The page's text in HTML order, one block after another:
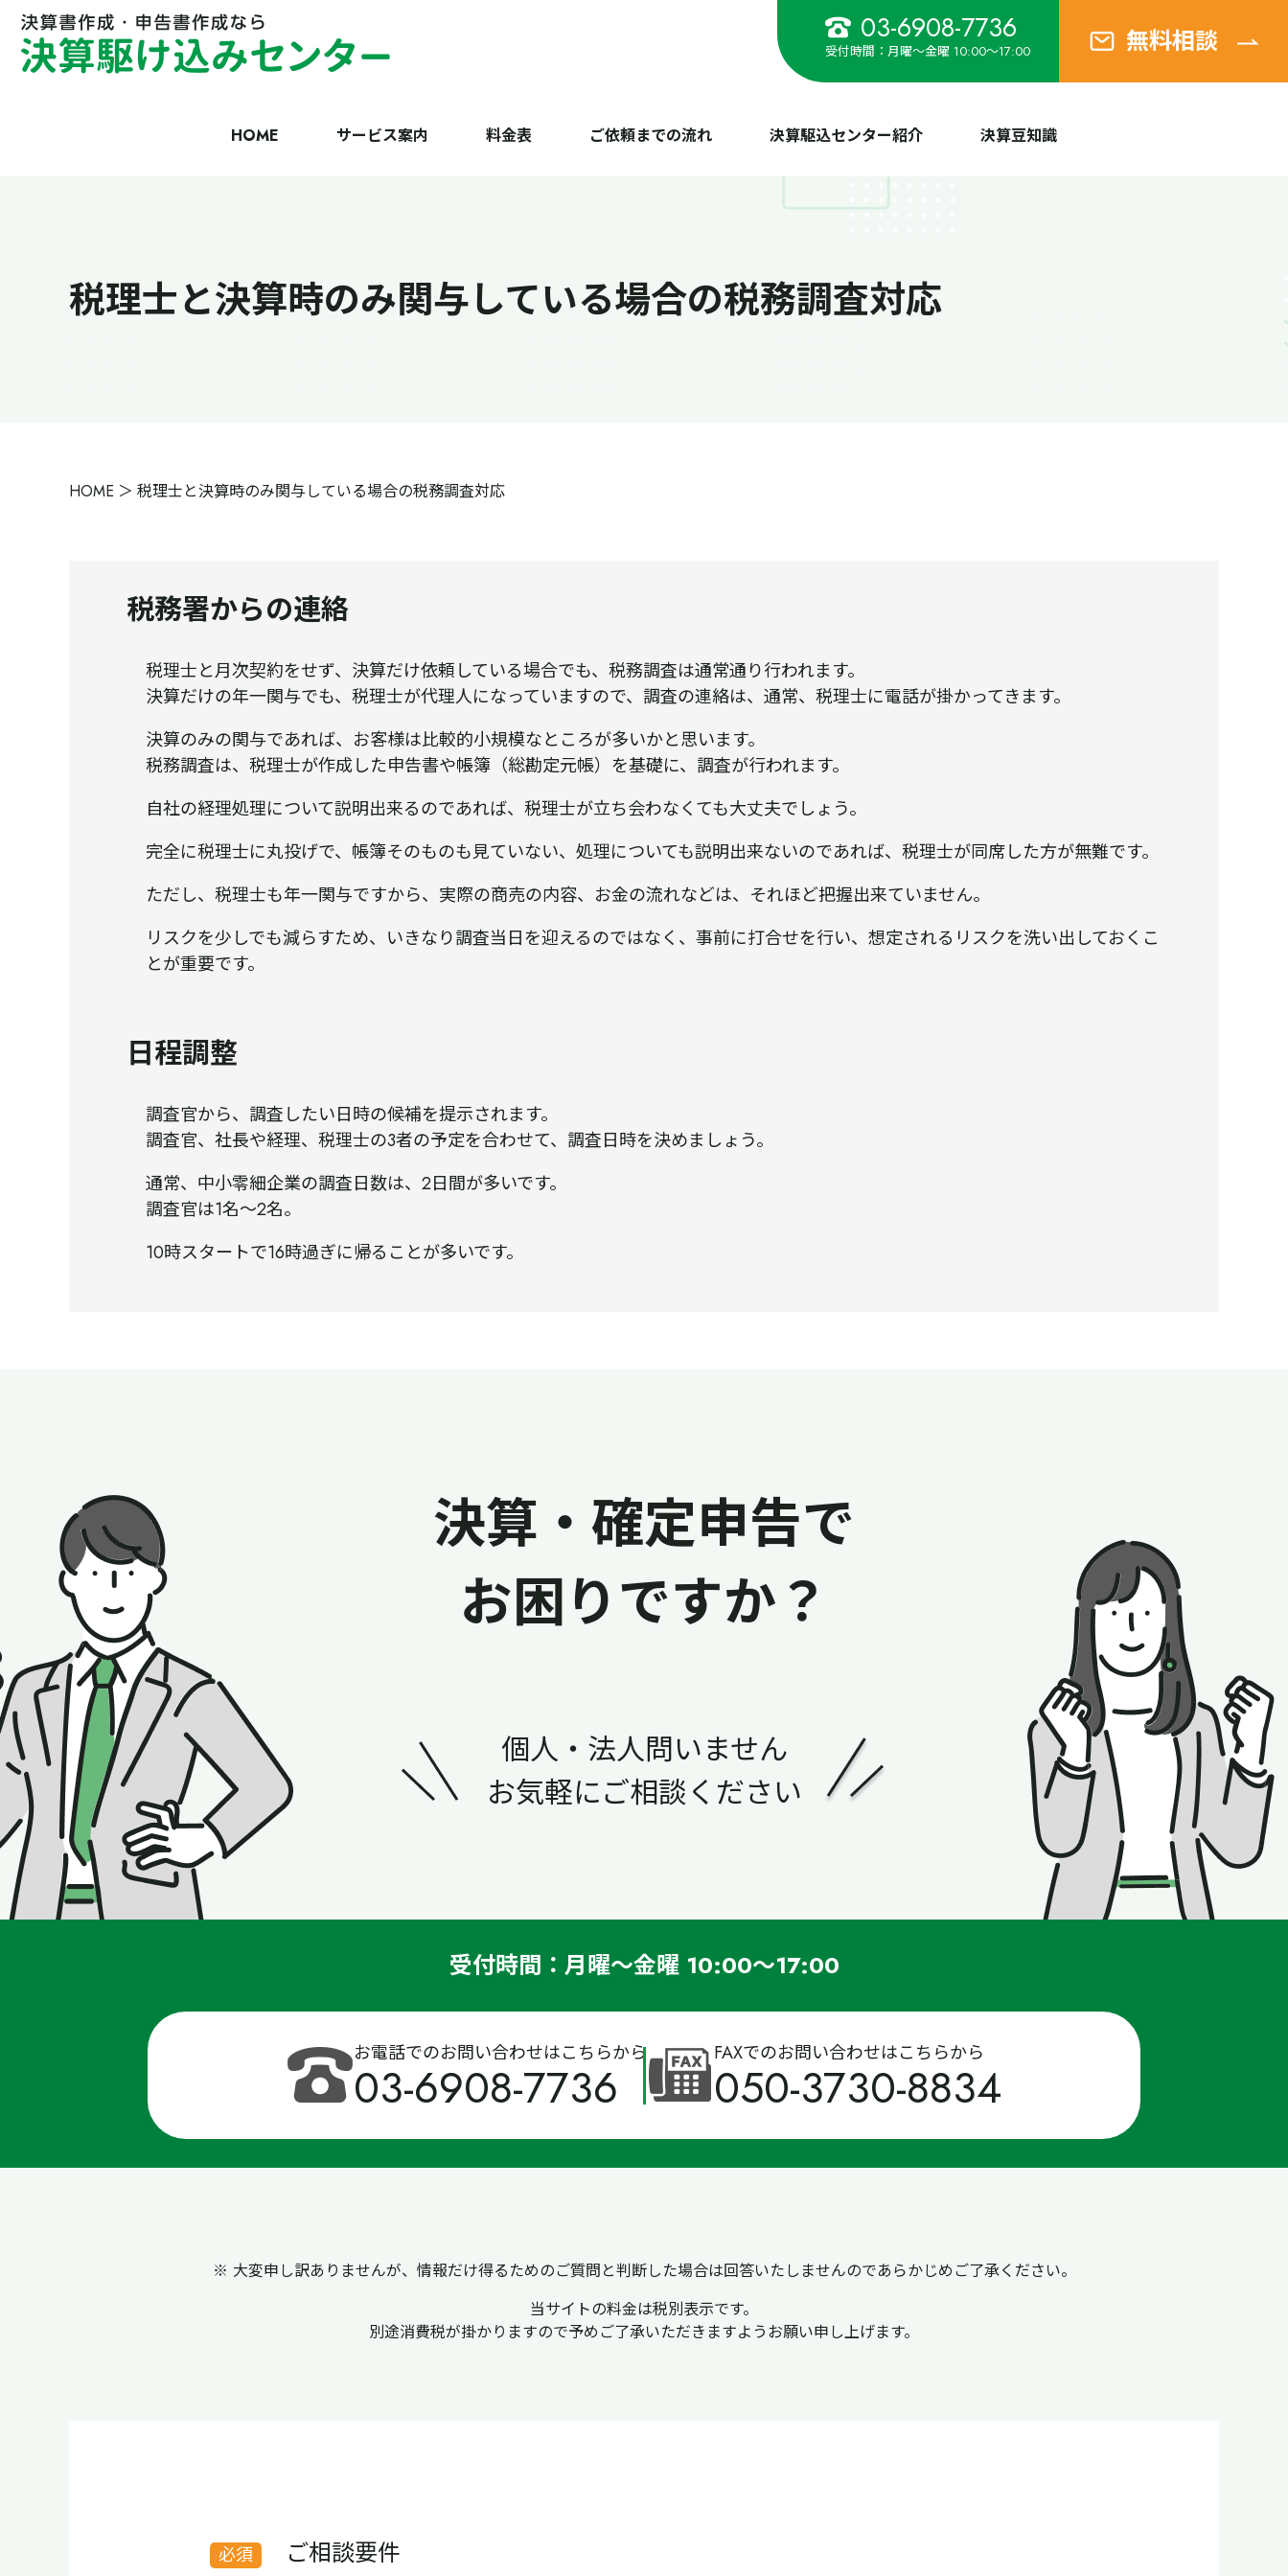
03-6908-7736
受付時間：月曜～金曜 10:00～17:00 無料相談
HOME サービス案内 料金表 ご依頼までの流れ 決算駆込センター紹介 決算豆知識
税理士と決算時のみ関与している場合の税務調査対応
HOME 税理士と決算時のみ関与している場合の税務調査対応
税務署からの連絡
税理士と月次契約をせず、決算だけ依頼している場合でも、税務調査は通常通り行われます。
決算だけの年一関与でも、税理士が代理人になっていますので、調査の連絡は、通常、税理士に電話が掛かってきます。
決算のみの関与であれば、お客様は比較的小規模なところが多いかと思います。
税務調査は、税理士が作成した申告書や帳簿（総勘定元帳）を基礎に、調査が行われます。
自社の経理処理について説明出来るのであれば、税理士が立ち会わなくても大丈夫でしょう。
完全に税理士に丸投げで、帳簿そのものも見ていない、処理についても説明出来ないのであれば、税理士が同席した方が無難です。
ただし、税理士も年一関与ですから、実際の商売の内容、お金の流れなどは、それほど把握出来ていません。
リスクを少しでも減らすため、いきなり調査当日を迎えるのではなく、事前に打合せを行い、想定されるリスクを洗い出しておくこ
とが重要です。
日程調整
調査官から、調査したい日時の候補を提示されます。
調査官、社長や経理、税理士の3者の予定を合わせて、調査日時を決めましょう。
通常、中小零細企業の調査日数は、2日間が多いです。
調査官は1名～2名。
10時スタートで16時過ぎに帰ることが多いです。
決算・確定申告で
お困りですか？
個人・法人問いません
お気軽にご相談ください
受付時間：月曜～金曜 10:00～17:00
お電話でのお問い合わせはこちらから
03-6908-7736
FAXでのお問い合わせはこちらから
050-3730-8834
※ 大変申し訳ありませんが、情報だけ得るためのご質問と判断した場合は回答いたしませんのであらかじめご了承ください。
当サイトの料金は税別表示です。
別途消費税が掛かりますので予めご了承いただきますようお願い申し上げます。
ご相談要件